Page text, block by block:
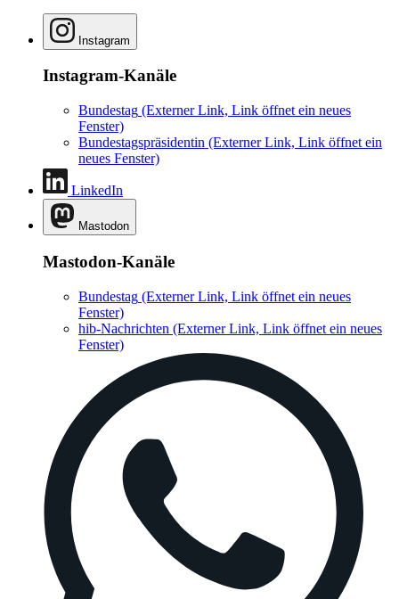
Instagram
Instagram-Kanäle
Bundestag (Externer Link, Link öffnet ein neues
Fenster)
Bundestagspräsidentin (Externer Link, Link öffnet ein
neues Fenster)
LinkedIn
Mastodon
Mastodon-Kanäle
Bundestag (Externer Link, Link öffnet ein neues
Fenster)
hib-Nachrichten (Externer Link, Link öffnet ein neues
Fenster)